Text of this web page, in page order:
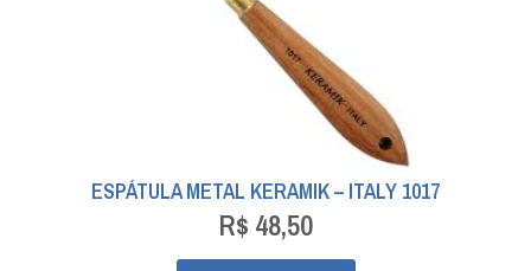
ESPÁTULA METAL KERAMIK – ITALY 1017
R$ 48,50